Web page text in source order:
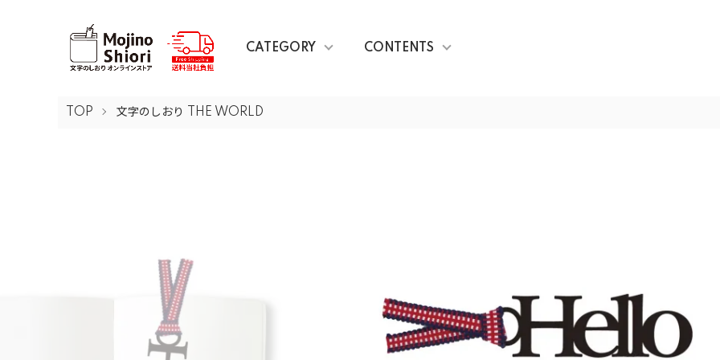
CATEGORY CONTENTS
TOP 文字のしおり THE WORLD